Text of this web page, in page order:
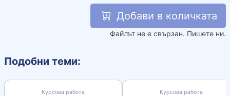
Добави в количката
Файлът не е свързан. Пишете ни.
Подобни теми:
Курсова работа Курсова работа